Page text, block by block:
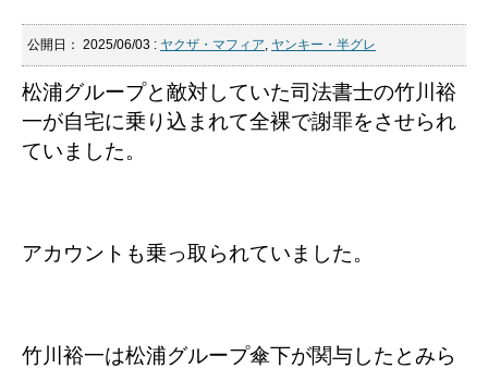
公開日： 2025/06/03 : ヤクザ・マフィア, ヤンキー・半グレ
松浦グループと敵対していた司法書士の竹川裕
一が自宅に乗り込まれて全裸で謝罪をさせられ
ていました。
アカウントも乗っ取られていました。
竹川裕一は松浦グループ傘下が関与したとみら